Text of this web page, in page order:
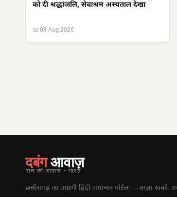
को दी श्रद्धांजलि, सेवाश्रम अस्पताल देखा
📅 08 Aug 2026
दबंगआवाज़
सच की आवाज़ • भारत
छत्तीसगढ़ का अग्रणी हिंदी समाचार पोर्टल — ताज़ा खबरें,